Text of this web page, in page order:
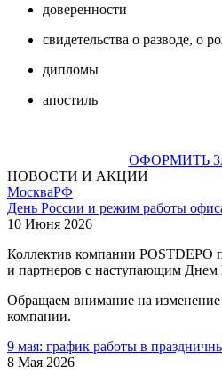
доверенности
свидетельства о разводе, о
дипломы
апостиль
ОФОРМИТЬ
НОВОСТИ И АКЦИИ
МоскваРФ
День России и режим работы
10 Июня 2026
Коллектив компании POSTDEPO
и партнеров с наступающим Днем
Обращаем внимание на
компании.
9 мая: график работы в
8 Мая 2026